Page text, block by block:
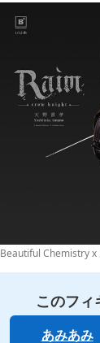
Beautiful Chemistry x
このフィ
あみあみ